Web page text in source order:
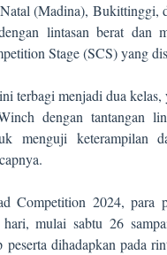
(Madina), Bukittinggi,
lintasan berat dan
Stage (SCS) yang
terbagi menjadi dua kelas,
dengan tantangan
menguji keterampilan
Competition 2024, para
hari, mulai sabtu 26
peserta dihadapkan pada